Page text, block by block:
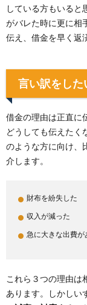
している方もいると
がバレた時に更に相
伝え、借金を早く返
言い訳をした
借金の理由は正直に
どうしても伝えたく
のような方に向け、
介します。
財布を紛失した
収入が減った
急に大きな出費が
これら３つの理由は
あります。しかしい